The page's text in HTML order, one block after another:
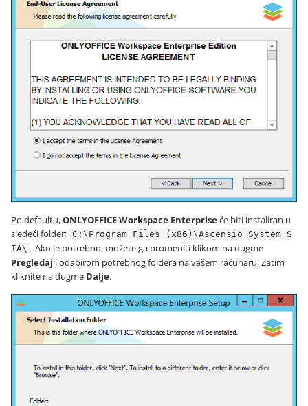
Po defaultu,ONLYOFFICE Workspace Enterpriseće biti instaliran u
sledeći folder: C:\Program Files (x86)\Ascensio System S
IA\ . Ako je potrebno, možete ga promeniti klikom na dugme
Pregledaj i odabirom potrebnog foldera na vašem računaru. Zatim
kliknite na dugme Dalje.